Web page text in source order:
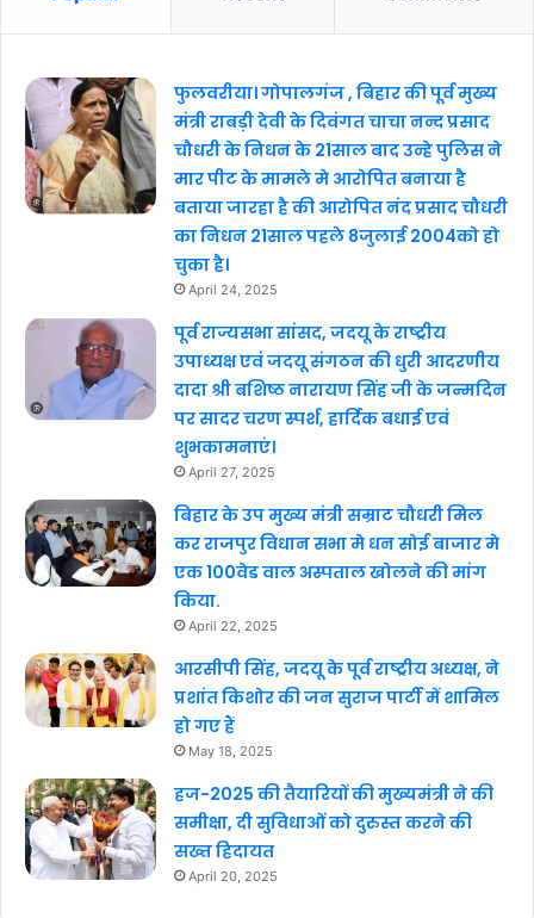
फुलवरीया। गोपालगंज , बिहार की पूर्व मुख्य
मंत्री राबड़ी देवी के दिवंगत चाचा नन्द प्रसाद
चौधरी के निधन के 21साल बाद उन्हे पुलिस ने
मार पीट के मामले मे आरोपित बनाया है
बताया जारहा है की आरोपित नंद प्रसाद चौधरी
का निधन 21साल पहले 8जुलाई 2004को हो
चुका है।
April 24, 2025
पूर्व राज्यसभा सांसद, जदयू के राष्ट्रीय
उपाध्यक्ष एवं जदयू संगठन की धुरी आदरणीय
दादा श्री बशिष्ठ नारायण सिंह जी के जन्मदिन
पर सादर चरण स्पर्श, हार्दिक बधाई एवं
शुभकामनाएं।
April 27, 2025
बिहार के उप मुख्य मंत्री सम्राट चौधरी मिल
कर राजपुर विधान सभा मे धन सोई बाजार मे
एक 100वेड वाल अस्पताल खोलने की मांग
किया.
April 22, 2025
आरसीपी सिंह, जदयू के पूर्व राष्ट्रीय अध्यक्ष, ने
प्रशांत किशोर की जन सुराज पार्टी में शामिल
हो गए हैं
May 18, 2025
हज-2025 की तैयारियों की मुख्यमंत्री ने की
समीक्षा, दी सुविधाओं को दुरुस्त करने की
सख्त हिदायत
April 20, 2025